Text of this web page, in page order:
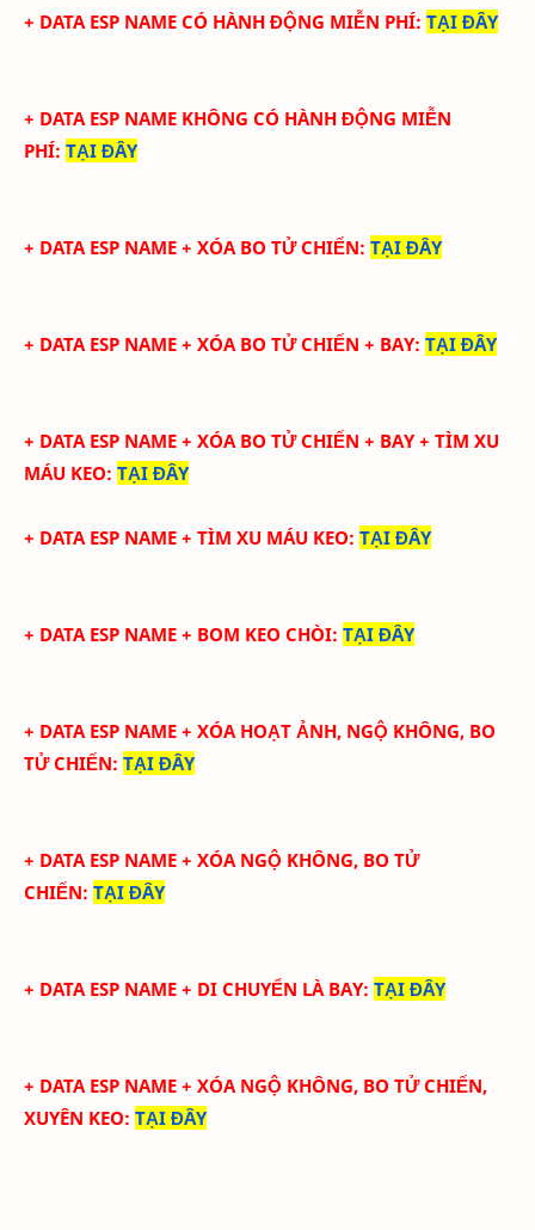
+ DATA ESP NAME CÓ HÀNH ĐỘNG MIỄN PHÍ: TẠI ĐÂY
+ DATA ESP NAME KHÔNG CÓ HÀNH ĐỘNG MIỄN
PHÍ: TẠI ĐÂY
+ DATA ESP NAME + XÓA BO TỬ CHIẾN: TẠI ĐÂY
+ DATA ESP NAME + XÓA BO TỬ CHIẾN + BAY: TẠI ĐÂY
+ DATA ESP NAME + XÓA BO TỬ CHIẾN + BAY + TÌM XU
MÁU KEO: TẠI ĐÂY
+ DATA ESP NAME + TÌM XU MÁU KEO: TẠI ĐÂY
+ DATA ESP NAME + BOM KEO CHÒI: TẠI ĐÂY
+ DATA ESP NAME + XÓA HOẠT ẢNH, NGỘ KHÔNG, BO
TỬ CHIẾN: TẠI ĐÂY
+ DATA ESP NAME + XÓA NGỘ KHÔNG, BO TỬ
CHIẾN: TẠI ĐÂY
+ DATA ESP NAME + DI CHUYỂN LÀ BAY: TẠI ĐÂY
+ DATA ESP NAME + XÓA NGỘ KHÔNG, BO TỬ CHIẾN,
XUYÊN KEO: TẠI ĐÂY